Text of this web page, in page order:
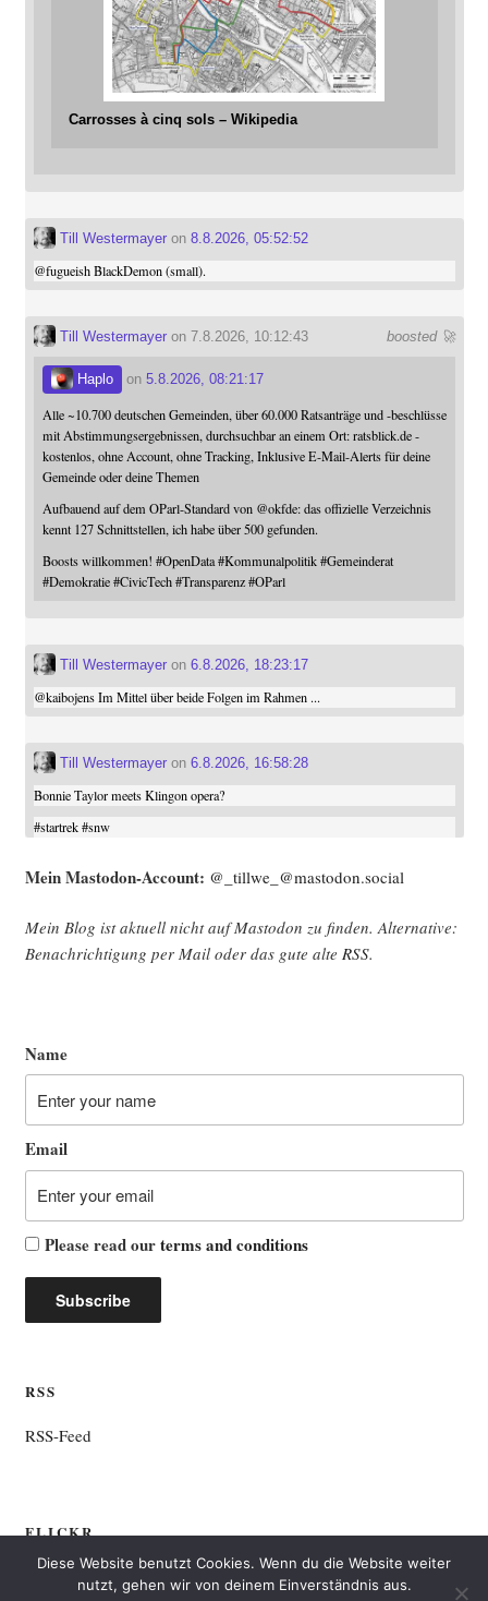
Carrosses à cinq sols – Wikipedia
Till Westermayeron 8.8.2026, 05:52:52
@fugueishBlackDemon (small).
boosted 🚀
Till Westermayeron 7.8.2026, 10:12:43
Haplo on 5.8.2026, 08:21:17
Alle ~10.700 deutschen Gemeinden, über 60.000 Ratsanträge und -beschlüsse
mit Abstimmungsergebnissen, durchsuchbar an einem Ort: ratsblick.de -
kostenlos, ohne Account, ohne Tracking, Inklusive E-Mail-Alerts für deine
Gemeinde oder deine Themen
Aufbauend auf dem OParl-Standard von @okfde: das offizielle Verzeichnis
kennt 127 Schnittstellen, ich habe über 500 gefunden.
Boosts willkommen! #OpenData #Kommunalpolitik #Gemeinderat
#Demokratie #CivicTech #Transparenz #OParl
Till Westermayeron 6.8.2026, 18:23:17
@kaibojensIm Mittel über beide Folgen im Rahmen ...
Till Westermayeron 6.8.2026, 16:58:28
Bonnie Taylor meets Klingon opera?
#startrek #snw
Mein Mast­o­don-Account: @_tillwe_@mastodon.social
Mein Blog ist aktu­ell nicht auf Mast­o­don zu fin­den. Alter­na­ti­ve:
Benach­rich­ti­gung per Mail oder das gute alte RSS.
Name
Email
Please read ourterms and conditions
RSS
RSS-Feed
FLICKR
Diese Website benutzt Cookies. Wenn du die Website weiter
nutzt, gehen wir von deinem Einverständnis aus.